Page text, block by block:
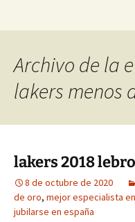
Archivo de la
lakers menos
lakers 2018
8 de octubre de 2020
de oro, mejor especialista
jubilarse en españa